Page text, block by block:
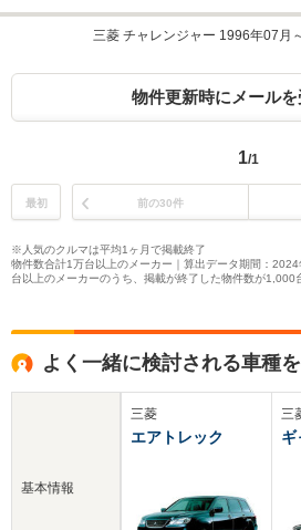
三菱 チャレンジャー 1996年07月
物件更新時にメール
1/1
最初 前の30件
※人気のクルマは平均1ヶ月で掲載終了
物件数合計1万台以上のメーカー｜算出データ期間：
台以上のメーカーのうち、掲載が終了した物件数が1,000
よく一緒に検討される車種
基本情報
三菱
エアトレック
三
ギ